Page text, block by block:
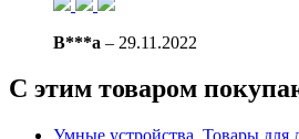
В***а – 29.11.2022
С этим товаром